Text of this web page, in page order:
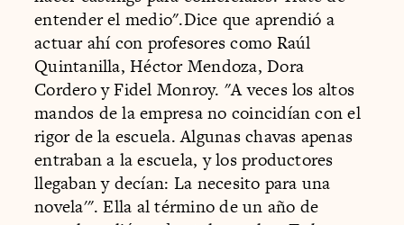
entender el medio".Dice que aprendió a
actuar ahí con profesores como Raúl
Quintanilla, Héctor Mendoza, Dora
Cordero y Fidel Monroy. "A veces los altos
mandos de la empresa no coincidían con el
rigor de la escuela. Algunas chavas apenas
entraban a la escuela, y los productores
llegaban y decían: La necesito para una
novela'". Ella al término de un año de